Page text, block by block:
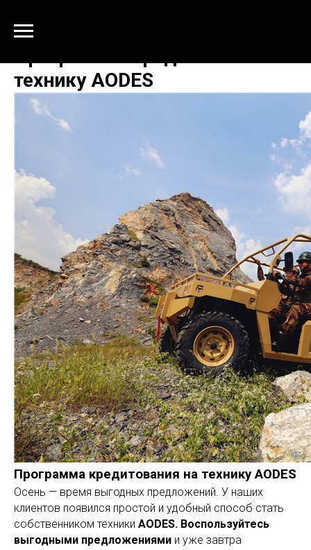
технику AODES
Программа кредитования на технику AODES
Осень — время выгодных предложений. У наших
клиентов появился простой и удобный способ стать
собственником техники AODES. Воспользуйтесь
выгодными предложениями и уже завтра